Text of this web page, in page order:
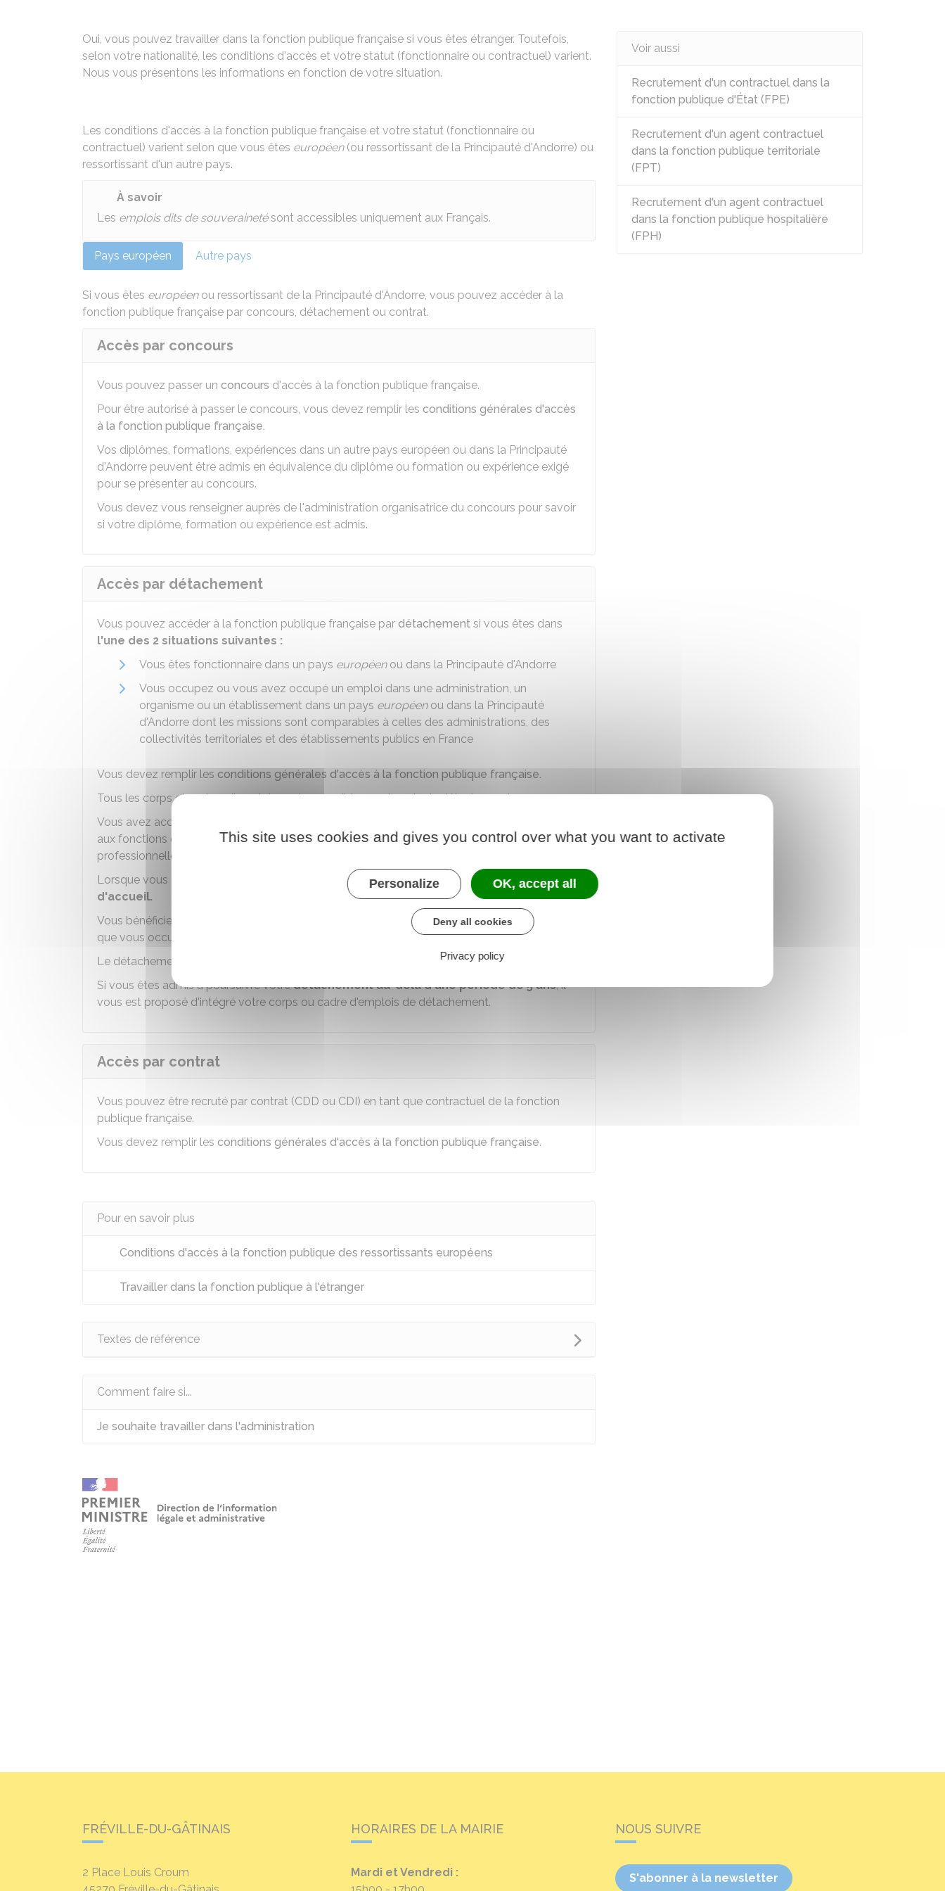
Oui, vous pouvez travailler dans la fonction publique française si vous êtes étranger. Toutefois,
selon votre nationalité, les conditions d'accès et votre statut (fonctionnaire ou contractuel) varient.
Nous vous présentons les informations en fonction de votre situation.
Les conditions d'accès à la fonction publique française et votre statut (fonctionnaire ou
contractuel) varient selon que vous êtes européen(ou ressortissant de la Principauté d'Andorre) ou
ressortissant d'un autre pays.
À savoir
Les emplois dits de souverainetésont accessibles uniquement aux Français.
Pays européen Autre pays
Si vous êtes européenou ressortissant de la Principauté d'Andorre, vous pouvez accéder à la
fonction publique française par concours, détachement ou contrat.
Accès par concours
Vous pouvez passer un concours d'accès à la fonction publique française.
Pour être autorisé à passer le concours, vous devez remplir les conditions générales d'accès
à la fonction publique française.
Vos diplômes, formations, expériences dans un autre pays européen ou dans la Principauté
d'Andorre peuvent être admis en équivalence du diplôme ou formation ou expérience exigé
pour se présenter au concours.
Vous devez vous renseigner auprès de l'administration organisatrice du concours pour savoir
si votre diplôme, formation ou expérience est admis.
Accès par détachement
Vous pouvez accéder à la fonction publique française par détachement si vous êtes dans
l'une des 2 situations suivantes :
Vous êtes fonctionnaire dans un pays européenou dans la Principauté d'Andorre
Vous occupez ou vous avez occupé un emploi dans une administration, un
organisme ou un établissement dans un pays européenou dans la Principauté
d'Andorre dont les missions sont comparables à celles des administrations, des
collectivités territoriales et des établissements publics en France
Vous devez remplir les conditions générales d'accès à la fonction publique française.
Tous les corps et cadres d'emplois sont accessibles par la voie du détachement.
Vous avez accès aux
aux fonctions que vous avez précédemment occupées, compte-tenu de votre expérience
professionnelle.
Lorsque vous êtes détaché, vous êtes
rémunéré par votre administration française
d'accueil.
Vous bénéficiez des régimes de protection sociale et de retraite applicables aux fonctions
que vous occupez dans cette administration.
Le détachement dans un corps ou un cadre d'emplois peut être suivi d'une intégration.
Si vous êtes admis à poursuivre votredétachement au-delà d'une période de 5 ans, il
vous est proposé d'intégré votre corps ou cadre d'emplois de détachement.
Accès par contrat
Vous pouvez être recruté par contrat (CDD ou CDI) en tant que contractuel de la fonction
publique française.
Vous devez remplir les conditions générales d'accès à la fonction publique française.
Pour en savoir plus
Conditions d'accès à la fonction publique des ressortissants européens
Travailler dans la fonction publique à l'étranger
Textes de référence
Comment faire si...
Je souhaite travailler dans l'administration
Voir aussi
Recrutement d'un contractuel dans la
fonction publique d'État (FPE)
Recrutement d'un agent contractuel
dans la fonction publique territoriale
(FPT)
Recrutement d'un agent contractuel
dans la fonction publique hospitalière
(FPH)
FRÉVILLE-DU-GÂTINAIS
2 Place Louis Croum
HORAIRES DE LA MAIRIE
Mardi et Vendredi :
NOUS SUIVRE
S'abonner à la newsletter
This site uses cookies and gives you control over what you want to activate
Personalize OK, accept all
Deny all cookies
Privacy policy